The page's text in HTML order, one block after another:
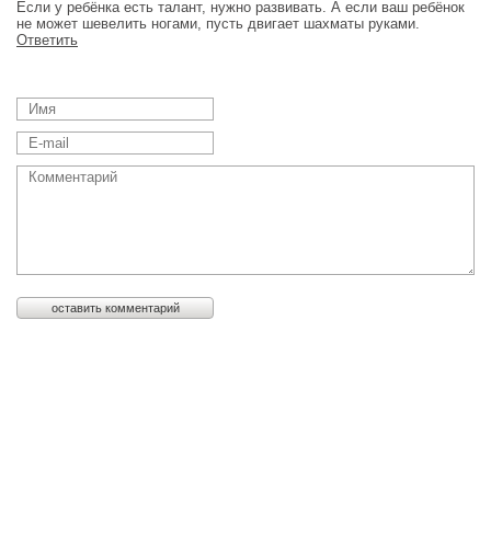
Если у ребёнка есть талант, нужно развивать. А если ваш ребёнок
не может шевелить ногами, пусть двигает шахматы руками.
Ответить